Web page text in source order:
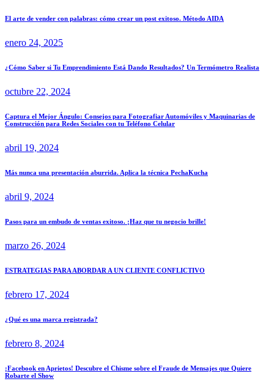
El arte de vender con palabras: cómo crear un post exitoso. Método AIDA
enero 24, 2025
¿Cómo Saber si Tu Emprendimiento Está Dando Resultados? Un Termómetro Realista
octubre 22, 2024
Captura el Mejor Ángulo: Consejos para Fotografiar Automóviles y Maquinarias de
Construcción para Redes Sociales con tu Teléfono Celular
abril 19, 2024
Más nunca una presentación aburrida. Aplica la técnica PechaKucha
abril 9, 2024
Pasos para un embudo de ventas exitoso. ¡Haz que tu negocio brille!
marzo 26, 2024
ESTRATEGIAS PARA ABORDAR A UN CLIENTE CONFLICTIVO
febrero 17, 2024
¿Qué es una marca registrada?
febrero 8, 2024
¡Facebook en Aprietos! Descubre el Chisme sobre el Fraude de Mensajes que Quiere
Robarte el Show